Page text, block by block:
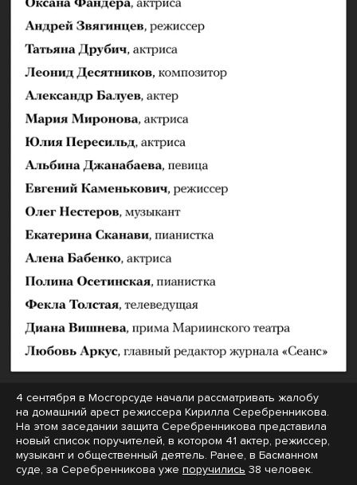
4 сентября в Мосгорсуде начали рассматривать жалобу
на домашний арест режиссера Кирилла Серебренникова.
На этом заседании защита Серебренникова представила
новый список поручителей, в котором 41 актер, режиссер,
музыкант и общественный деятель. Ранее, в Басманном
суде, за Серебренникова уже поручились 38 человек.